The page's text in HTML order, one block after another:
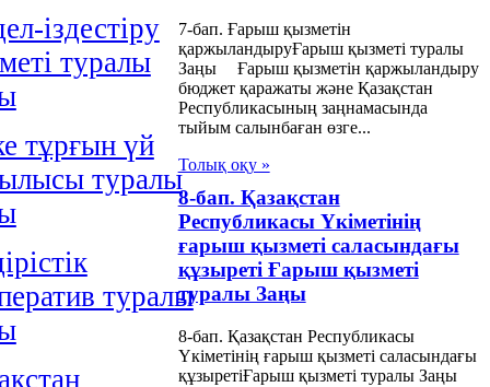
iздестiру
туралы
тұрғын үй
туралы
туралы
7-бап. Ғарыш қызметін
қаржыландыруҒарыш қызметі туралы
Заңы Ғарыш қызметін қаржыландыру
бюджет қаражаты және Қазақстан
Республикасының заңнамасында
тыйым салынбаған өзге...
Толық оқу »
8-бап. Қазақстан
Республикасы Үкіметінің
ғарыш қызметі саласындағы
құзыреті Ғарыш қызметі
туралы Заңы
8-бап. Қазақстан Республикасы
Үкіметінің ғарыш қызметі саласындағы
құзыретіҒарыш қызметі туралы Заңы